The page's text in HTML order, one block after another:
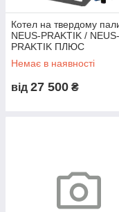
Котел на твердому
NEUS-PRAKTIK / NEUS-
PRAKTIK ПЛЮС
Немає в наявності
від 27 500 ₴